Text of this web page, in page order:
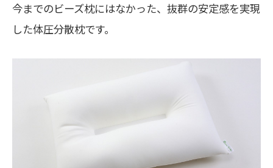
今までのビーズ枕にはなかった、抜群の安定感を実現
した体圧分散枕です。